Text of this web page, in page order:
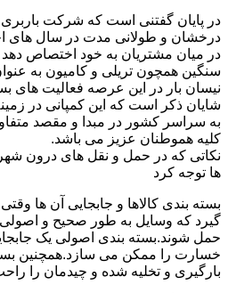
در پایان گفتنی است که شرکت باربری
درخشان و طولانی مدت در سال های
در میان مشتریان به خود اختصاص
سنگین همچون تریلی و کامیون به
نیسان بار در این عرصه فعالیت های
شایان ذکر است که این کمپانی در
به سراسر کشور در مبدا و مقصد
کلیه هموطنان عزیز می باشد.
نکاتی که در حمل و نقل های درون
ها توجه کرد
بسته بندی کالاها و جابجایی آن ها
گیرد که وسایل به طور صحیح و اصولی
حمل شوند.بسته بندی اصولی یک
خسارت را ممکن می سازد.همچنین
بارگیری و تخلیه شده و چیدمان را